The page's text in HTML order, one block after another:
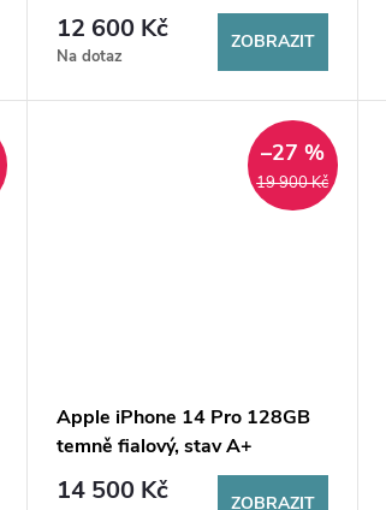
12 600 Kč
Na dotaz
ZOBRAZIT
19 900 Kč
–27 %
Apple iPhone 14 Pro 128GB
temně fialový, stav A+
14 500 Kč ZOBRAZIT